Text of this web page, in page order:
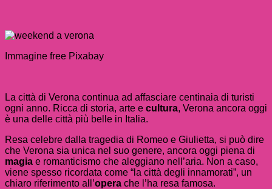
Immagine free Pixabay
La città di Verona continua ad affasciare centinaia di turisti
ogni anno. Ricca di storia, arte e cultura, Verona ancora oggi
è una delle città più belle in Italia.
Resa celebre dalla tragedia di Romeo e Giulietta, si può dire
che Verona sia unica nel suo genere, ancora oggi piena di
magia e romanticismo che aleggiano nell’aria. Non a caso,
viene spesso ricordata come “la città degli innamorati”, un
chiaro riferimento all’opera che l’ha resa famosa.